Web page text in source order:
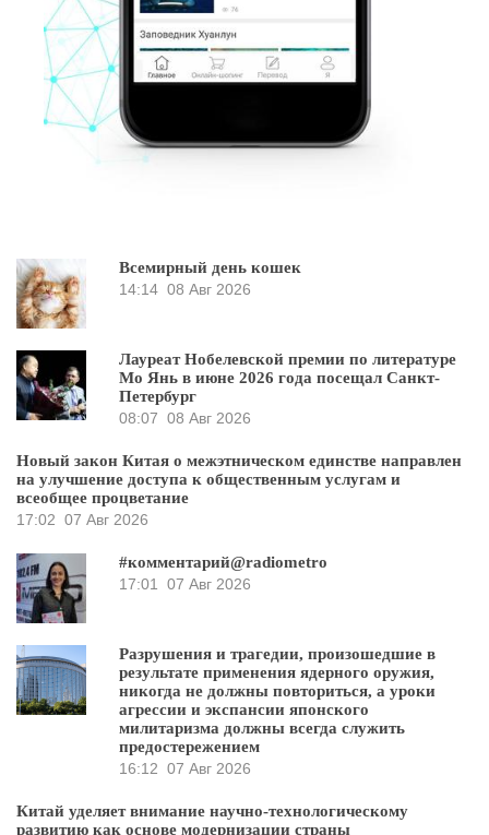
Всемирный день кошек
14:14 08 Авг 2026
Лауреат Нобелевской премии по литературе
Мо Янь в июне 2026 года посещал Санкт-
Петербург
08:07 08 Авг 2026
Новый закон Китая о межэтническом единстве направлен
на улучшение доступа к общественным услугам и
всеобщее процветание
17:02 07 Авг 2026
#комментарий@radiometro
17:01
07 Авг 2026
Разрушения и трагедии, произошедшие в
результате применения ядерного оружия,
никогда не должны повториться, а уроки
агрессии и экспансии японского
милитаризма должны всегда служить
предостережением
16:12 07 Авг 2026
Китай уделяет внимание научно-технологическому
развитию как основе модернизации страны